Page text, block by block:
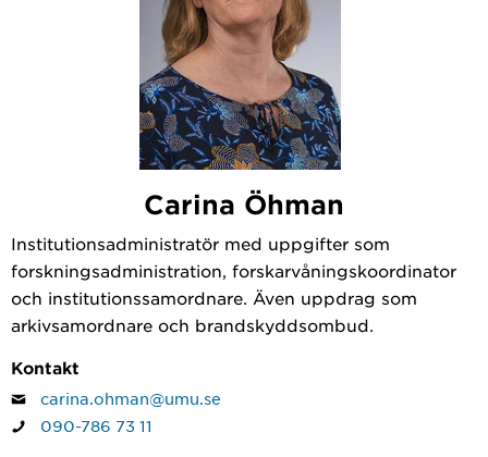
Carina Öhman
Institutionsadministratör med uppgifter som
forskningsadministration, forskarvåningskoordinator
och institutionssamordnare. Även uppdrag som
arkivsamordnare och brandskyddsombud.
Kontakt
carina.ohman@umu.se
090-786 73 11